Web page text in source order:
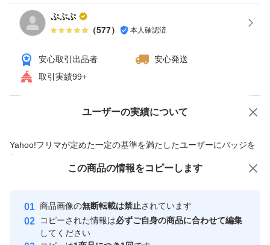
のお手元に届いた時に潰れてしまっているなどの事案が発
生しております
【置き配について】
置き配サービスは送る側からの指定は出来ず
ご注意下さいますようお願い致します
上に荷物を乗せられてしまうと
ぷぷぷ
（577） 本人確認済
安心取引出品者
安心発送
取引実績99+
ユーザーの実績について
Yahoo!フリマが定めた一定の基準を満たしたユーザーにバッジを
付与しています
安心取引出品者
心・安全なユーザーです
取引実績
価格の相談 商品への質問
この商品の情報をコピーします
商品画像の無断転載は禁止されています
コピーされた情報は必ずご自身の商品に合わせて編集
してください
この商品をみている人にオススメ